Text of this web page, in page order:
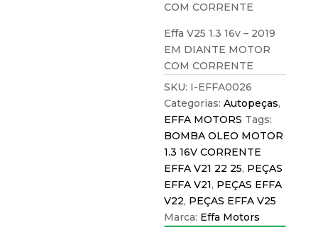
COM CORRENTE
Effa V25 1.3 16v – 2019
EM DIANTE MOTOR
COM CORRENTE
SKU: I-EFFA0026
Categorias:Autopeças,
EFFA MOTORS Tags:
BOMBA OLEO MOTOR
1.3 16V CORRENTE
EFFA V21 22 25, PEÇAS
EFFA V21, PEÇAS EFFA
V22, PEÇAS EFFA V25
Marca: Effa Motors